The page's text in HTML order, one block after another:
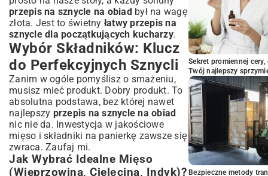
przepis na sznycle na obiadbył na wagę
złota. Jest to świetny łatwy przepis na
sznycle dla początkujących kucharzy.
Wybór Składników: Klucz
do Perfekcyjnych Sznycli
Zanim w ogóle pomyślisz o smażeniu,
musisz mieć produkt. Dobry produkt. To
absolutna podstawa, bez której nawet
najlepszy przepis na sznycle na obiad
nic nie da. Inwestycja w jakościowe
mięso i składniki na panierkę zawsze się
zwraca. Zaufaj mi.
Jak Wybrać Idealne Mięso
(Wieprzowina, Cielęcina, Indyk)?
Sekret promiennej
Twój najlepszy
Bezpieczne metody